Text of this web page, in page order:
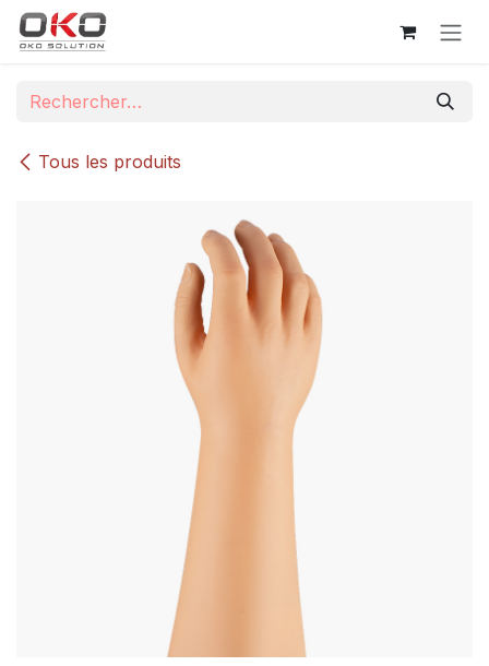
Se rendre au contenu
Tous les produits